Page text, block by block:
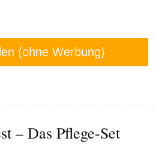
(ohne Werbung)
– Das Pflege-Set